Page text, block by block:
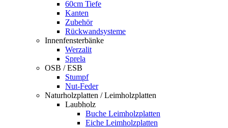
60cm Tiefe
Kanten
Zubehör
Rückwandsysteme
Innenfensterbänke
Werzalit
Sprela
OSB / ESB
Stumpf
Nut-Feder
Naturholzplatten / Leimholzplatten
Laubholz
Buche Leimholzplatten
Eiche Leimholzplatten